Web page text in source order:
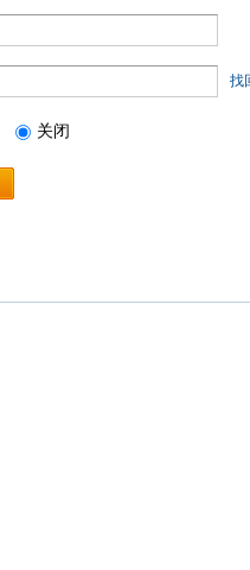
找
关闭